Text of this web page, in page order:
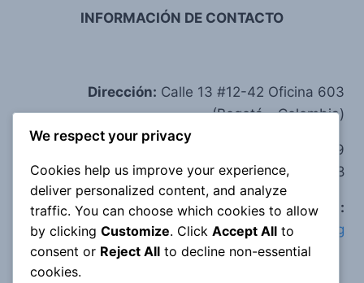
INFORMACIÓN DE CONTACTO
Dirección: Calle 13 #12-42 Oficina 603
(Bogotá - Colombia)
Teléfono:
(+57) 314 209 6359
(+57) 320 356 1488
e-mail:
corpoclaretiananpb@corporacionclaretiana.org
We respect your privacy
Cookies help us improve your experience,
deliver personalized content, and analyze
traffic. You can choose which cookies to allow
by clicking Customize. Click Accept All to
consent or Reject All to decline non-essential
cookies.